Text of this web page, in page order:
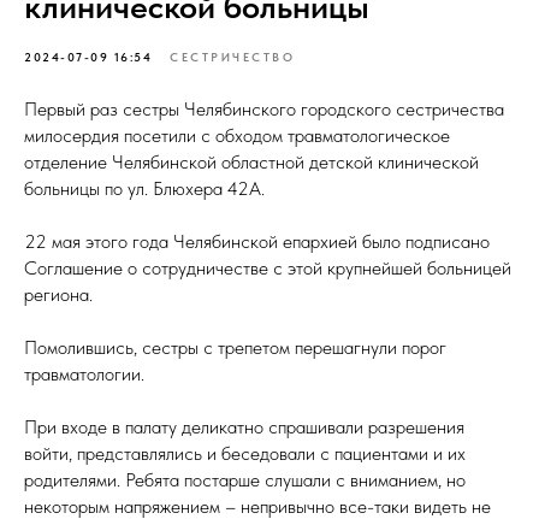
2024-07-09 16:54 СЕСТРИЧЕСТВО
Первый раз сестры Челябинского городского сестричества
милосердия посетили с обходом травматологическое
отделение Челябинской областной детской клинической
больницы по ул. Блюхера 42А.
22 мая этого года Челябинской епархией было подписано
Соглашение о сотрудничестве с этой крупнейшей больницей
региона.
Помолившись, сестры с трепетом перешагнули порог
травматологии.
При входе в палату деликатно спрашивали разрешения
войти, представлялись и беседовали с пациентами и их
родителями. Ребята постарше слушали с вниманием, но
некоторым напряжением – непривычно все-таки видеть не